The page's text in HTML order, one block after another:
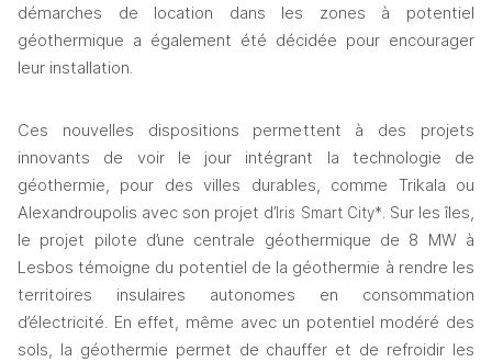
démarches de location dans les zones à potentiel
géothermique a également été décidée pour encourager
leur installation.
Ces nouvelles dispositions permettent à des projets
innovants de voir le jour intégrant la technologie de
géothermie, pour des villes durables, comme Trikala ou
Alexandroupolis avec son projet d’Iris Smart City*. Sur les îles,
le projet pilote d’une centrale géothermique de 8 MW à
Lesbos témoigne du potentiel de la géothermie à rendre les
territoires insulaires autonomes en consommation
d’électricité. En effet, même avec un potentiel modéré des
sols, la géothermie permet de chauffer et de refroidir les